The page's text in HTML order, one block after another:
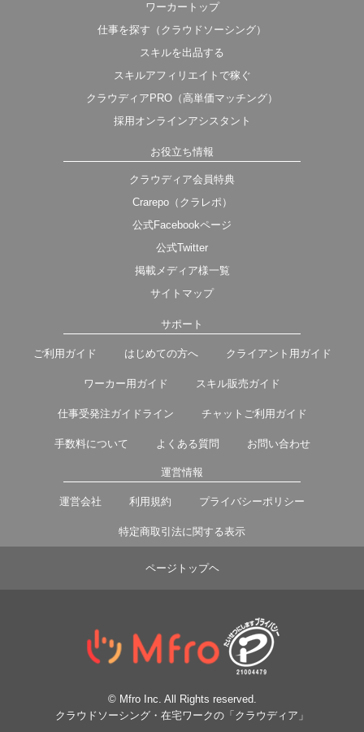
ワーカートップ
仕事を探す（クラウドソーシング）
スキルを出品する
スキルアフィリエイトで稼ぐ
クラウディアPRO（高単価マッチング）
採用オンラインアシスタント
お役立ち情報
クラウディア会員特典
Crarepo（クラレポ）
公式Facebookページ
公式Twitter
掲載メディア様一覧
サイトマップ
サポート
ご利用ガイド はじめての方へ クライアント用ガイド
ワーカー用ガイド スキル販売ガイド
仕事受発注ガイドライン チャットご利用ガイド
手数料について よくある質問 お問い合わせ
運営情報
運営会社 利用規約 プライバシーポリシー
特定商取引法に関する表示
ページトップヘ
© Mfro Inc. All Rights reserved.
クラウドソーシング・在宅ワークの「クラウディア」